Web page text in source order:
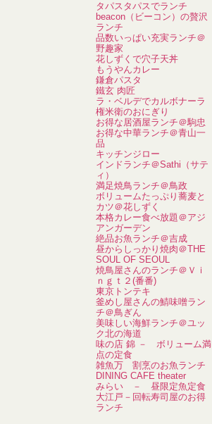
タパスタパスでランチ
beacon（ビーコン）の贅沢
ランチ
品数いっぱい充実ランチ＠
野趣家
花しずくで穴子天丼
もうやんカレー
鎌倉パスタ
鐵玄 肉匠
ラ・ベルデでカルボナーラ
権米衛のおにぎり
お得な居酒屋ランチ＠駒忠
お得な中華ランチ＠青山一
品
キッチンジロー
インドランチ＠Sathi（サテ
ィ）
満足焼鳥ランチ＠鳥政
ボリュームたっぷり蕎麦と
カツ＠花しずく
本格カレー食べ放題＠アジ
アンガーデン
絶品お魚ランチ＠吉成
昼からしっかり焼肉＠THE
SOUL OF SEOUL
焼鳥屋さんのランチ＠Ｖｉ
ｎｇｔ２(番番)
東京トンテキ
釜めし屋さんの鯖味噌ラン
チ＠鳥ぎん
美味しい海鮮ランチ＠ユッ
ク北の海道
味の店 錦 － ボリューム満
点の定食
雑魚万 割烹のお魚ランチ
DINING CAFE theater
みらい － 昼限定魚定食
大江戸－回転寿司屋のお得
ランチ